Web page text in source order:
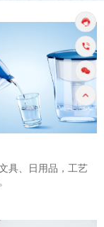
具、日用品，工艺